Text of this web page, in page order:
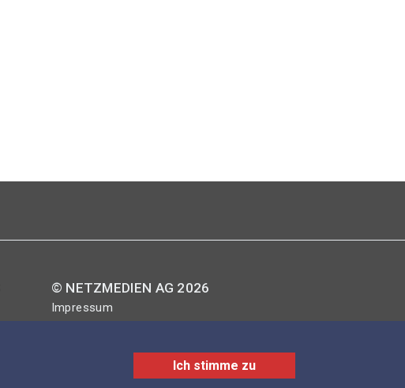
© NETZMEDIEN AG 2026
Impressum
Nutzungsbestimmungen
Ich stimme zu